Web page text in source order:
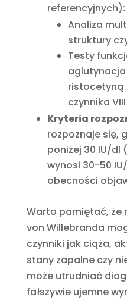
referencyjnych):
Analiza
struktury
Testy
aglutynacja
ristocetyną
czynnika
Kryteria
rozpoznaje się,
poniżej 30 IU/dl
wynosi 30-50
obecności
Warto pamiętać, że
von Willebranda
czynniki jak ciąża,
stany zapalne czy
może utrudniać
fałszywie ujemne